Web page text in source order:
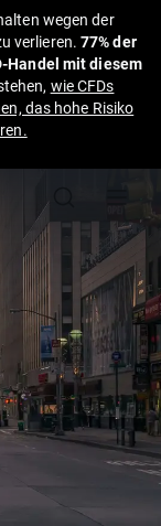
wegen der
verlieren.77% der
Handel mit diesem
wie CFDs
das hohe Risiko